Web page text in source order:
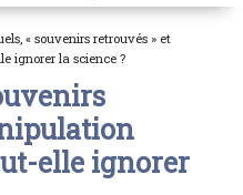
« souvenirs retrouvés » et
ignorer la science ?
elle ignorer